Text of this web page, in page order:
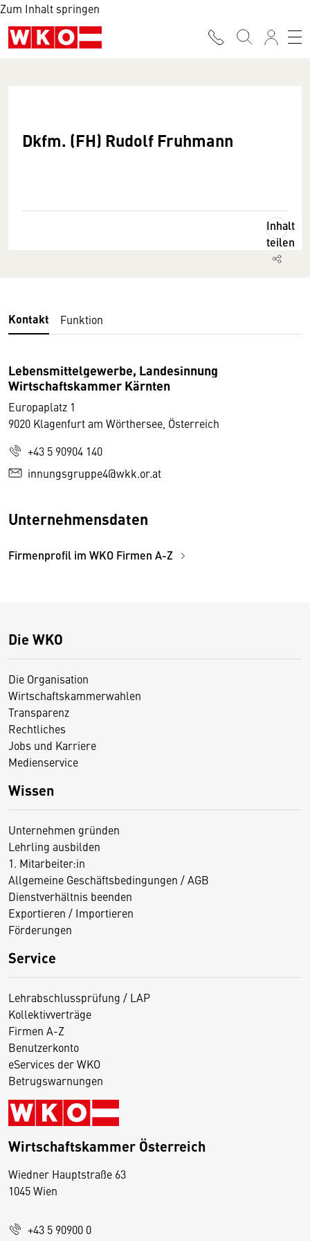
Zum Inhalt springen
Dkfm. (FH) Rudolf Fruhmann
Inhalt
teilen
Kontakt Funktion
Lebensmittelgewerbe, Landesinnung
Wirtschaftskammer Kärnten
Europaplatz 1
9020 Klagenfurt am Wörthersee, Österreich
+43 5 90904 140
innungsgruppe4@wkk.or.at
Unternehmensdaten
Firmenprofil im WKO Firmen A-Z
Die WKO
Die Organisation
Wirtschaftskammerwahlen
Transparenz
Rechtliches
Jobs und Karriere
Medienservice
Wissen
Unternehmen gründen
Lehrling ausbilden
1. Mitarbeiter:in
Allgemeine Geschäftsbedingungen / AGB
Dienstverhältnis beenden
Exportieren / Importieren
Förderungen
Service
Lehrabschlussprüfung / LAP
Kollektivverträge
Firmen A-Z
Benutzerkonto
eServices der WKO
Betrugswarnungen
Wirtschaftskammer Österreich
Wiedner Hauptstraße 63
1045 Wien
+43 5 90900 0
D
s